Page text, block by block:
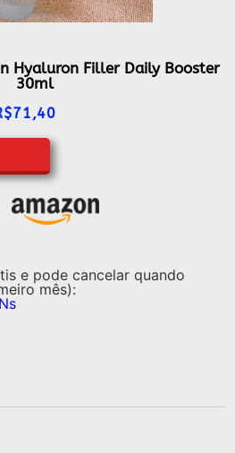
Hyaluron Filler Daily Booster
30ml
71,40
e pode cancelar quando
mês):